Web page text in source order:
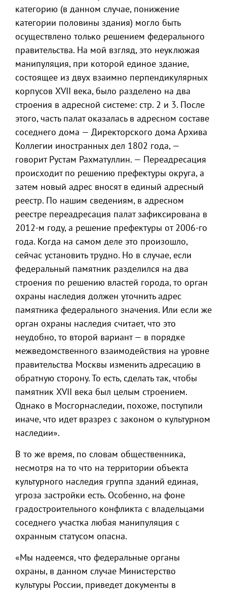
категорию (в данном случае, понижение
категории половины здания) могло быть
осуществлено только решением федерального
правительства. На мой взгляд, это неуклюжая
манипуляция, при которой единое здание,
состоящее из двух взаимно перпендикулярных
корпусов XVII века, было разделено на два
строения в адресной системе: стр. 2 и 3. После
этого, часть палат оказалась в адресном составе
соседнего дома — Директорского дома Архива
Коллегии иностранных дел 1802 года, —
говорит Рустам Рахматуллин. — Переадресация
происходит по решению префектуры округа, а
затем новый адрес вносят в единый адресный
реестр. По нашим сведениям, в адресном
реестре переадресация палат зафиксирована в
2012-м году, а решение префектуры от 2006-го
года. Когда на самом деле это произошло,
сейчас установить трудно. Но в случае, если
федеральный памятник разделился на два
строения по решению властей города, то орган
охраны наследия должен уточнить адрес
памятника федерального значения. Или если же
орган охраны наследия считает, что это
неудобно, то второй вариант — в порядке
межведомственного взаимодействия на уровне
правительства Москвы изменить адресацию в
обратную сторону. То есть, сделать так, чтобы
памятник XVII века был целым строением.
Однако в Мосгорнаследии, похоже, поступили
иначе, что идет вразрез с законом о культурном
наследии».
В то же время, по словам общественника,
несмотря на то что на территории объекта
культурного наследия группа зданий единая,
угроза застройки есть. Особенно, на фоне
градостроительного конфликта с владельцами
соседнего участка любая манипуляция с
охранным статусом опасна.
«Мы надеемся, что федеральные органы
охраны, в данном случае Министерство
культуры России, приведет документы в